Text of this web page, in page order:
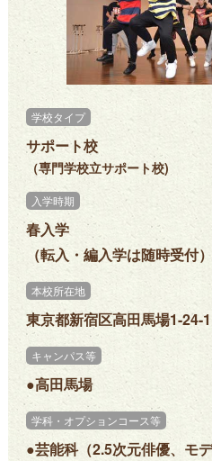
学校タイプ
サポート校
（専門学校立サポート校)
入学時期
春入学
（転入・編入学は随時受付）
本校所在地
東京都新宿区高田馬場1-24-
キャンパス等
●高田馬場
学科・オプションコース等
●芸能科（2.5次元俳優、モ